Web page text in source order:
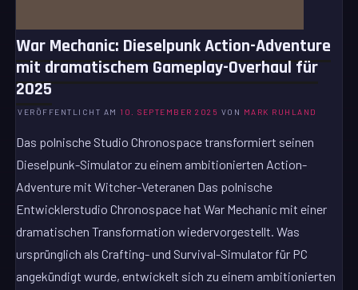
War Mechanic: Dieselpunk Action-Adventure
mit dramatischem Gameplay-Overhaul für
2025
VERÖFFENTLICHT AM 10. SEPTEMBER 2025 VON MARK RUHLAND
Das polnische Studio Chronospace transformiert seinen
Dieselpunk-Simulator zu einem ambitionierten Action-
Adventure mit Witcher-Veteranen Das polnische
Entwicklerstudio Chronospace hat War Mechanic mit einer
dramatischen Transformation wiedervorgestellt. Was
ursprünglich als Crafting- und Survival-Simulator für PC
angekündigt wurde, entwickelt sich zu einem ambitionierten